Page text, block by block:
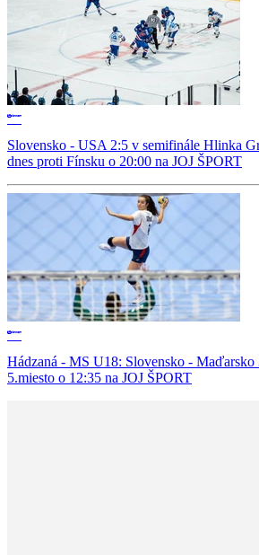
Slovensko - USA 2:5 v semifinále Hlinka
dnes proti Fínsku o 20:00 na JOJ ŠPORT
Hádzaná - MS U18: Slovensko -
5.miesto o 12:35 na JOJ ŠPORT